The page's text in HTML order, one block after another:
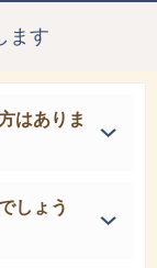
ます
はありま
しょう